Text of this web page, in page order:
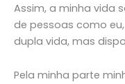
Assim, a minha vida
de pessoas como
dupla vida, mas
Pela minha parte